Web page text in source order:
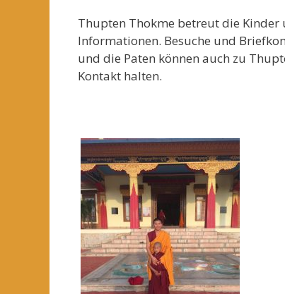
Thupten Thokme betreut die
Informationen. Besuche und
und die Paten können auch zu
Kontakt halten.